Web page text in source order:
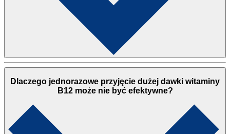
Dlaczego jednorazowe przyjęcie dużej dawki witaminy
B12 może nie być efektywne?